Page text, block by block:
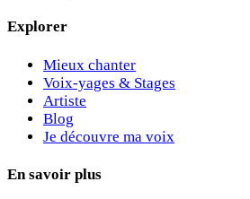
Explorer
Mieux chanter
Voix-yages & Stages
Artiste
Blog
Je découvre ma voix
En savoir plus